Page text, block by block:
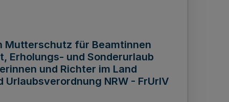
Mutterschutz für Beamtinnen
Erholungs- und Sonderurlaub
und Richter im Land
NRW - FrUrlV